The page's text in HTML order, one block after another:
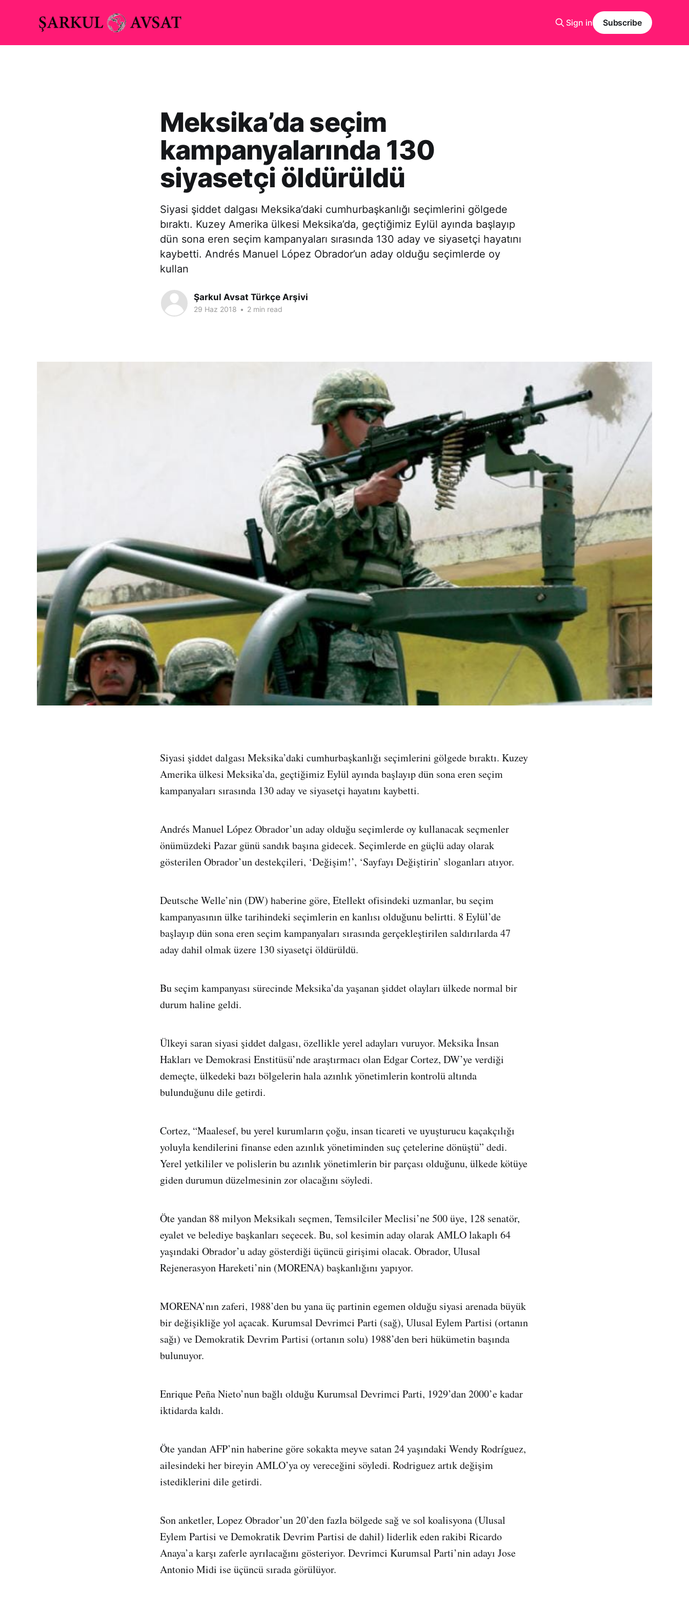
Sign in Subscribe
Meksika’da seçim
kampanyalarında 130
siyasetçi öldürüldü
Siyasi şiddet dalgası Meksika’daki cumhurbaşkanlığı seçimlerini gölgede
bıraktı. Kuzey Amerika ülkesi Meksika’da, geçtiğimiz Eylül ayında başlayıp
dün sona eren seçim kampanyaları sırasında 130 aday ve siyasetçi hayatını
kaybetti. Andrés Manuel López Obrador’un aday olduğu seçimlerde oy
kullan
Şarkul Avsat Türkçe Arşivi
29 Haz 2018 • 2 min read
Siyasi şiddet dalgası Meksika’daki cumhurbaşkanlığı seçimlerini gölgede bıraktı. Kuzey
Amerika ülkesi Meksika’da, geçtiğimiz Eylül ayında başlayıp dün sona eren seçim
kampanyaları sırasında 130 aday ve siyasetçi hayatını kaybetti.
Andrés Manuel López Obrador’un aday olduğu seçimlerde oy kullanacak seçmenler
önümüzdeki Pazar günü sandık başına gidecek. Seçimlerde en güçlü aday olarak
gösterilen Obrador’un destekçileri, ‘Değişim!’, ‘Sayfayı Değiştirin’ sloganları atıyor.
Deutsche Welle’nin (DW) haberine göre, Etellekt ofisindeki uzmanlar, bu seçim
kampanyasının ülke tarihindeki seçimlerin en kanlısı olduğunu belirtti. 8 Eylül’de
başlayıp dün sona eren seçim kampanyaları sırasında gerçekleştirilen saldırılarda 47
aday dahil olmak üzere 130 siyasetçi öldürüldü.
Bu seçim kampanyası sürecinde Meksika’da yaşanan şiddet olayları ülkede normal bir
durum haline geldi.
Ülkeyi saran siyasi şiddet dalgası, özellikle yerel adayları vuruyor. Meksika İnsan
Hakları ve Demokrasi Enstitüsü’nde araştırmacı olan Edgar Cortez, DW’ye verdiği
demeçte, ülkedeki bazı bölgelerin hala azınlık yönetimlerin kontrolü altında
bulunduğunu dile getirdi.
Cortez, “Maalesef, bu yerel kurumların çoğu, insan ticareti ve uyuşturucu kaçakçılığı
yoluyla kendilerini finanse eden azınlık yönetiminden suç çetelerine dönüştü” dedi.
Yerel yetkililer ve polislerin bu azınlık yönetimlerin bir parçası olduğunu, ülkede kötüye
giden durumun düzelmesinin zor olacağını söyledi.
Öte yandan 88 milyon Meksikalı seçmen, Temsilciler Meclisi’ne 500 üye, 128 senatör,
eyalet ve belediye başkanları seçecek. Bu, sol kesimin aday olarak AMLO lakaplı 64
yaşındaki Obrador’u aday gösterdiği üçüncü girişimi olacak. Obrador, Ulusal
Rejenerasyon Hareketi’nin (MORENA) başkanlığını yapıyor.
MORENA’nın zaferi, 1988’den bu yana üç partinin egemen olduğu siyasi arenada büyük
bir değişikliğe yol açacak. Kurumsal Devrimci Parti‎ (sağ), Ulusal Eylem Partisi (ortanın
sağı) ve Demokratik Devrim Partisi (ortanın solu) 1988’den beri hükümetin başında
bulunuyor.
Enrique Peña Nieto’nun bağlı olduğu Kurumsal Devrimci Parti, 1929’dan 2000’e kadar
iktidarda kaldı.
Öte yandan AFP’nin haberine göre sokakta meyve satan 24 yaşındaki Wendy Rodríguez,
ailesindeki her bireyin AMLO’ya oy vereceğini söyledi. Rodriguez artık değişim
istediklerini dile getirdi.
Son anketler, Lopez Obrador’un 20’den fazla bölgede sağ ve sol koalisyona (Ulusal
Eylem Partisi ve Demokratik Devrim Partisi de dahil) liderlik eden rakibi Ricardo
Anaya’a karşı zaferle ayrılacağını gösteriyor. Devrimci Kurumsal Parti’nin adayı Jose
Antonio Midi ise üçüncü sırada görülüyor.